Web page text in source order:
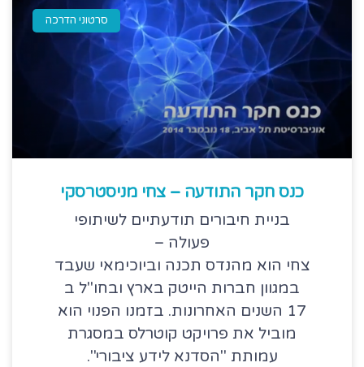
סרטוני הדרכה
כנס חקר התודעה – צחי מניסטרסקי
בניית חיבורים תודעתיים לשיתופי
פעולה –
צחי הוא מהנדס תכנה וביוכימאי שעבד
במגוון חברות הייטק בארץ ובחו"ל ב
17 השנים האחרונות. בזמנו הפנוי הוא
מוביל את פרויקט קוטרלס במסגרת
עמותת "הסדנא לידע ציבורי".